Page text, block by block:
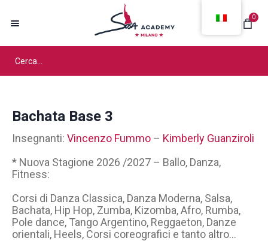
0
Bachata Base 3
Insegnanti:Vincenzo Fummo – Kimberly Guanziroli
* Nuova Stagione 2026 /2027 – Ballo, Danza,
Fitness:
Corsi di Danza Classica, Danza Moderna, Salsa,
Bachata, Hip Hop, Zumba, Kizomba, Afro, Rumba,
Pole dance, Tango Argentino, Reggaeton, Danze
orientali, Heels, Corsi coreografici e tanto altro…